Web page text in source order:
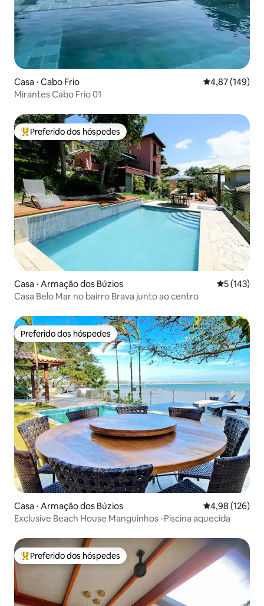
Casa ⋅ Cabo Frio 4,87 de uma
4,87 (149)
Mirantes Cabo Frio 01
Entre os melhores preferidos dos hóspedes
Preferido dos hóspedes
Casa ⋅ Armação dos Búzios 5 de uma
5 (143)
Casa Belo Mar no bairro Brava junto ao centro
Preferido dos hóspedes
Preferido dos hóspedes
Casa ⋅ Armação dos Búzios 4,98 de uma
4,98 (126)
Exclusive Beach House Manguinhos -Piscina aquecida
Entre os melhores preferidos dos hóspedes
Preferido dos hóspedes